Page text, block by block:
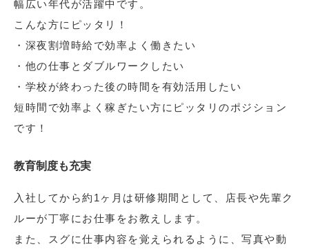
幅広い年代が活躍中です。
こんな方にピッタリ！
・深夜割増時給で効率よく働きたい
・他の仕事とダブルワークしたい
・学校が終わった後の時間を有効活用したい
短時間で効率よく稼ぎたい方にピッタリのポジション
です！
教育制度も充実
入社してから約1ヶ月は研修期間として、店長や先輩ク
ルーが丁寧にお仕事をお教えします。
また、スグに仕事内容を覚えられるように、写真や動